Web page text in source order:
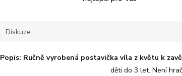
Diskuze
Popis: Ručně vyrobená postavička víla z květu k
děti do 3 let. Není